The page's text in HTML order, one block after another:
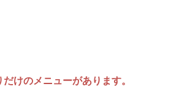
けのメニューがあります。